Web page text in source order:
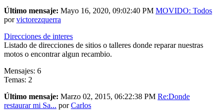
Último mensaje: Mayo 16, 2020, 09:02:40 PM MOVIDO: Todos
porvictorezquerra
Direcciones de interes
Listado de direcciones de sitios o talleres donde reparar nuestras
motos o encontrar algun recambio.
Mensajes: 6
Temas: 2
Último mensaje: Marzo 02, 2015, 06:22:38 PM Re:Donde
restaurar mi Sa... porCarlos